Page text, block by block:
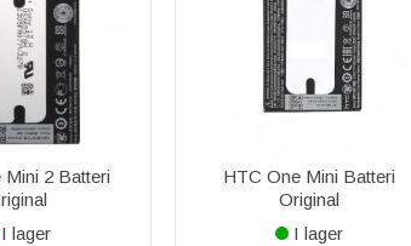
Mini 2 Batteri
I lager
HTC One Mini Batteri
Original
I lager